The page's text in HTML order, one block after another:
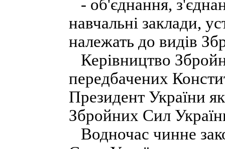
- об'єднання,
навчальні заклади,
належать до видів
Керівництво
передбачених
Президент України
Збройних Сил
Водночас чинне